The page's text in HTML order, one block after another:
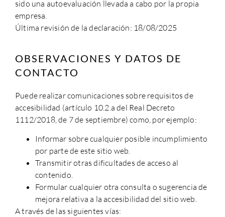
sido una autoevaluación llevada a cabo por la propia
empresa.
Última revisión de la declaración: 18/08/2025
OBSERVACIONES Y DATOS DE
CONTACTO
Puede realizar comunicaciones sobre requisitos de
accesibilidad (artículo 10.2.a del Real Decreto
1112/2018, de 7 de septiembre) como, por ejemplo:
Informar sobre cualquier posible incumplimiento
por parte de este sitio web.
Transmitir otras dificultades de acceso al
contenido.
Formular cualquier otra consulta o sugerencia de
mejora relativa a la accesibilidad del sitio web.
A través de las siguientes vías: